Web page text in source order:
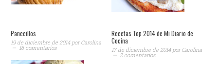
Panecillos
19 de diciembre de 2014porCarolina
16 comentarios
Recetas Top 2014 de Mi Diario de
Cocina
17 de diciembre de 2014porCarolina
2 comentarios